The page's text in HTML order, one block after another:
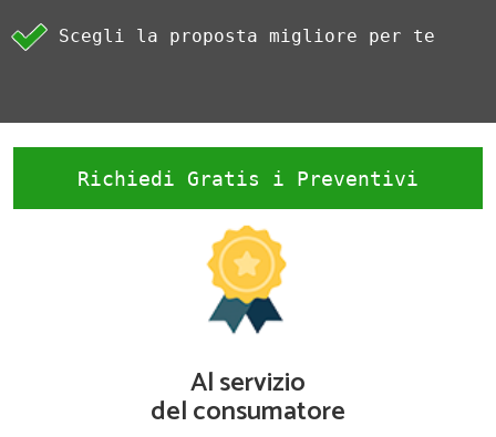
Scegli la proposta migliore per te
Richiedi Gratis i Preventivi
Al servizio
del consumatore